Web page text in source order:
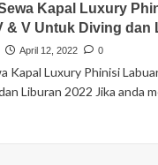
Kapal Luxury
& V Untuk Diving dan
April 12, 2022 0
Kapal Luxury Phinisi
Liburan 2022 Jika anda